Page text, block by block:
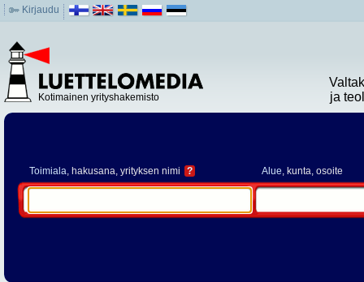
Kirjaudu
Kotimainen yrityshakemisto
ja
Toimiala, hakusana, yrityksen nimi ? Alue, kunta, osoite